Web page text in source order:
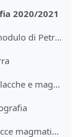
2020/2021
Programma del modulo di Petrografia
1.2 - Tettonica a placche e magmatismo
2.1.a. Magmi e rocce magmatiche